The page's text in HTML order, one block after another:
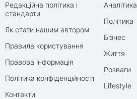
Редакційна політика і
стандарти
Як стати нашим автором
Правила користування
Правова інформація
Політика конфіденційності
Контакти
Аналітика
Політика
Бізнес
Життя
Розваги
Lifestyle